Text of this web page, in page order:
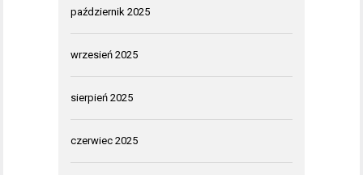
październik 2025
wrzesień 2025
sierpień 2025
czerwiec 2025